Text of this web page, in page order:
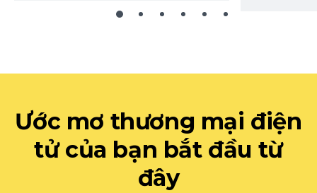
Ước mơ thương mại điện
tử của bạn bắt đầu từ
đây